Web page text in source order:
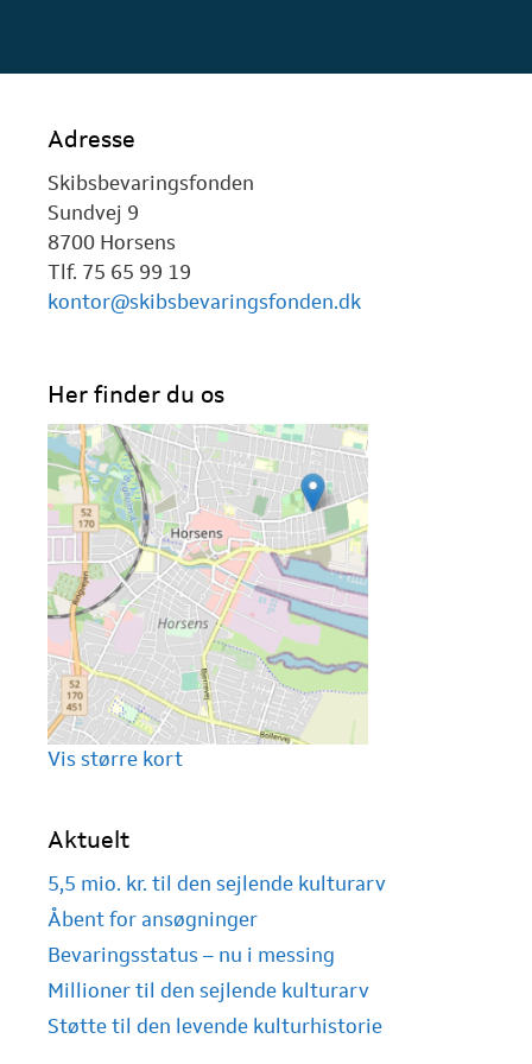
Adresse
Skibsbevaringsfonden
Sundvej 9
8700 Horsens
Tlf. 75 65 99 19
kontor@skibsbevaringsfonden.dk
Her finder du os
Vis større kort
Aktuelt
5,5 mio. kr. til den sejlende kulturarv
Åbent for ansøgninger
Bevaringsstatus – nu i messing
Millioner til den sejlende kulturarv
Støtte til den levende kulturhistorie